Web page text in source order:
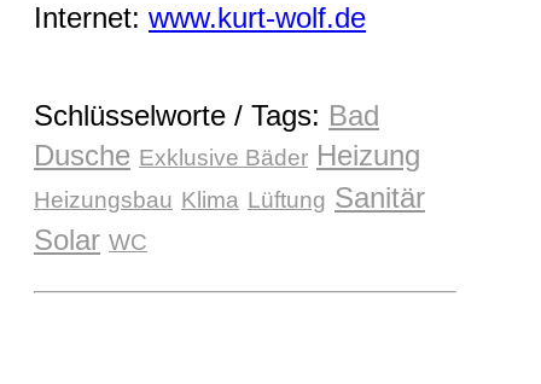
Internet: www.kurt-wolf.de
Schlüsselworte / Tags: Bad
Dusche Exklusive Bäder Heizung
Heizungsbau Klima Lüftung Sanitär
Solar WC